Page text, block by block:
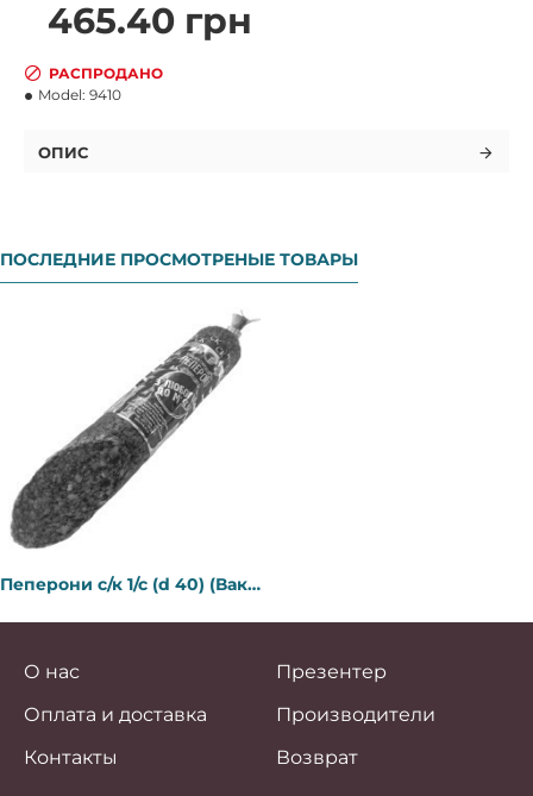
465.40 грн
РАСПРОДАНО
Model: 9410
ОПИС
ПОСЛЕДНИЕ ПРОСМОТРЕНЫЕ ТОВАРЫ
Пеперони с/к 1/с (d 40) (Вакуум 0,25 кг) свк ТМ Роганский
О нас
Оплата и доставка
Контакты
Презентер
Производители
Возврат